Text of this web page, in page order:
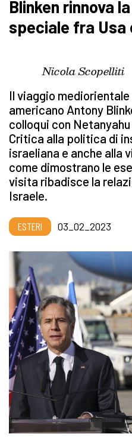
Blinken rinnova
speciale fra Usa
Nicola Scopelliti
Il viaggio
americano Antony
colloqui con
Critica alla politica di
israeliana e anche alla
come dimostrano le
visita ribadisce la
Israele.
ESTERI 03_02_2023